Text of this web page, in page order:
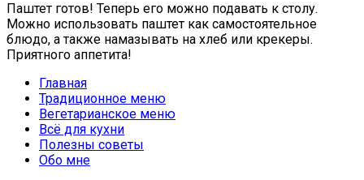
Паштет готов! Теперь его можно подавать к столу.
Можно использовать паштет как самостоятельное
блюдо, а также намазывать на хлеб или крекеры.
Приятного аппетита!
Главная
Традиционное меню
Вегетарианское меню
Всё для кухни
Полезны советы
Обо мне